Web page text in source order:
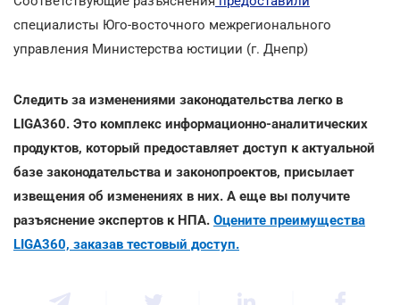
специалисты Юго-восточного межрегионального
управления Министерства юстиции (г. Днепр)
Следить за изменениями законодательства легко в
LIGA360. Это комплекс информационно-аналитических
продуктов, который предоставляет доступ к актуальной
базе законодательства и законопроектов, присылает
извещения об изменениях в них. А еще вы получите
разъяснение экспертов к НПА. Оцените преимущества
LIGA360, заказав тестовый доступ.